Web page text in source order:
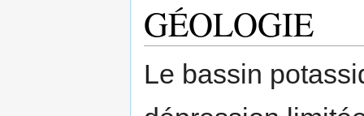
GÉOLOGIE
Le bassin